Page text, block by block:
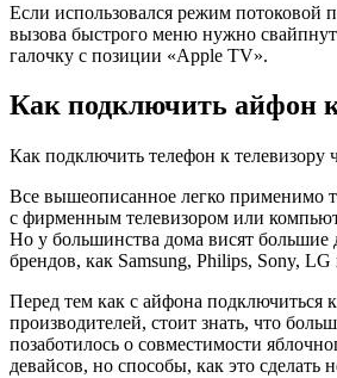
Если использовался режим потоковой
вызова быстрого меню нужно
галочку с позиции «Apple TV».
Как подключить айфон
Как подключить телефон к телевизору
Все вышеописанное легко применимо
с фирменным телевизором или
Но у большинства дома висят большие
брендов, как Samsung, Philips, Sony, LG
Перед тем как с айфона подключиться
производителей, стоит знать, что
позаботилось о совместимости
девайсов, но способы, как это сделать